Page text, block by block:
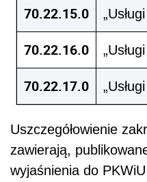
70.22.15.0
70.22.16.0
70.22.17.0
Uszczegółowienie
zawierają,
wyjaśnienia do